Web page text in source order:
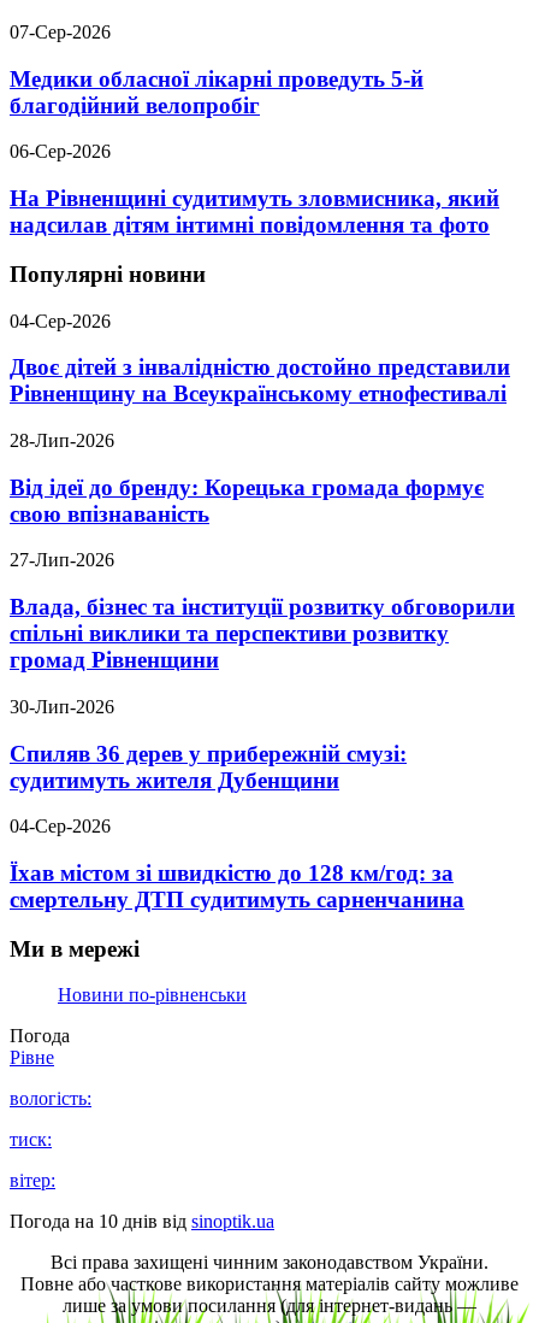
07-Сер-2026
Медики обласної лікарні проведуть 5-й
благодійний велопробіг
06-Сер-2026
На Рівненщині судитимуть зловмисника, який
надсилав дітям інтимні повідомлення та фото
Популярні новини
04-Сер-2026
Двоє дітей з інвалідністю достойно представили
Рівненщину на Всеукраїнському етнофестивалі
28-Лип-2026
Від ідеї до бренду: Корецька громада формує
свою впізнаваність
27-Лип-2026
Влада, бізнес та інституції розвитку обговорили
спільні виклики та перспективи розвитку
громад Рівненщини
30-Лип-2026
Спиляв 36 дерев у прибережній смузі:
судитимуть жителя Дубенщини
04-Сер-2026
Їхав містом зі швидкістю до 128 км/год: за
смертельну ДТП судитимуть сарненчанина
Ми в мережі
Новини по-рівненськи
Погода
Рівне
вологість:
тиск:
вітер:
Погода на 10 днів від sinoptik.ua
Всі права захищені чинним законодавством України.
Повне або часткове використання матеріалів сайту можливе
лише за умови посилання (для інтернет-видань —